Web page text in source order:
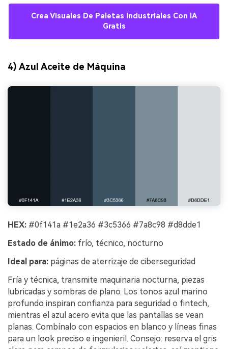
Crea Visuales De Paletas Industriales Con IA
Gratis
4) Azul Aceite de Máquina
HEX: #0f141a #1e2a36 #3c5366 #7a8c98 #d8dde1
Estado de ánimo: frío, técnico, nocturno
Ideal para: páginas de aterrizaje de ciberseguridad
Fría y técnica, transmite maquinaria nocturna, piezas
lubricadas y sombras de plano. Los tonos azul marino
profundo inspiran confianza para seguridad o fintech,
mientras el azul acero evita que las pantallas se vean
planas. Combínalo con espacios en blanco y líneas finas
para un look preciso e ingenieril. Consejo: reserva el gris